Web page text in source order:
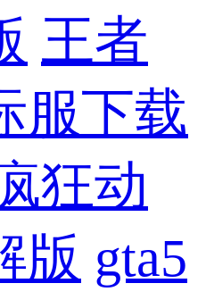
王者
服下载
狂动
版 gta5